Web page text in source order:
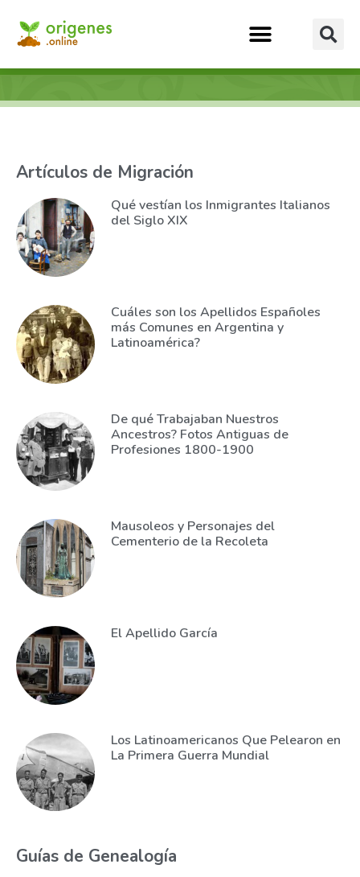
Artículos de Migración
Qué vestían los Inmigrantes Italianos
del Siglo XIX
Cuáles son los Apellidos Españoles
más Comunes en Argentina y
Latinoamérica?
De qué Trabajaban Nuestros
Ancestros? Fotos Antiguas de
Profesiones 1800-1900
Mausoleos y Personajes del
Cementerio de la Recoleta
El Apellido García
Los Latinoamericanos Que Pelearon en
La Primera Guerra Mundial
Guías de Genealogía